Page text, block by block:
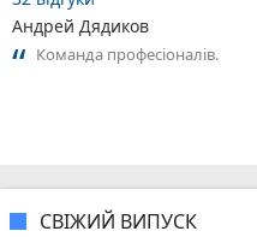
Андрей Дядиков
Команда професіоналів.
СВІЖИЙ ВИПУСК